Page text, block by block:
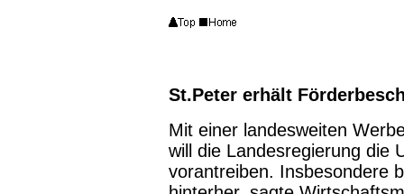
St.Peter erhält
Mit einer landesweiten
will die Landesregierung die
vorantreiben. Insbesondere